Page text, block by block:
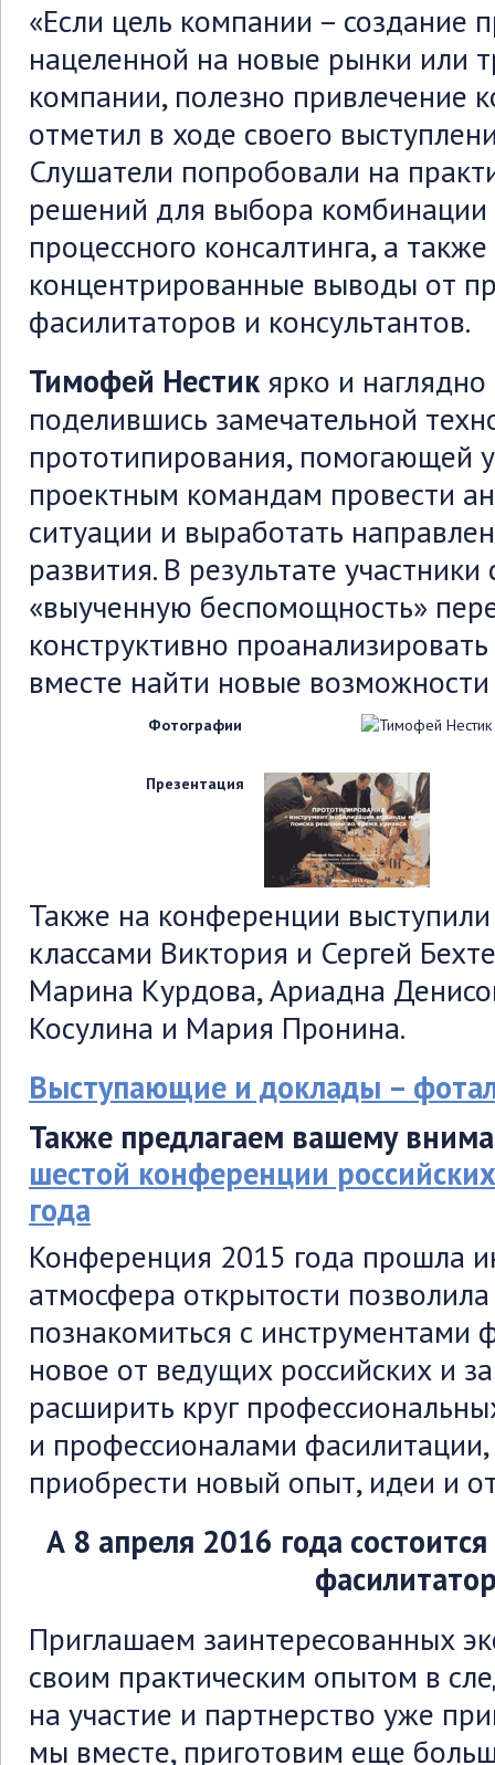
«Если цель компании – создание
нацеленной на новые рынки или
компании, полезно привлечение
отметил в ходе своего
Слушатели попробовали на
решений для выбора комбинации
процессного консалтинга, а
концентрированные выводы от
фасилитаторов и консультантов.
Тимофей Нестик ярко и
поделившись замечательной
прототипирования, помогающей
проектным командам провести
ситуации и выработать
развития. В результате
«выученную беспомощность»
конструктивно
вместе найти новые
Фотографии
Презентация
Также на конференции
классами Виктория и Сергей
Марина Курдова, Ариадна
Косулина и Мария Пронина.
Выступающие и доклады –
Также предлагаем вашему
шестой конференции
года
Конференция 2015 года прошла
атмосфера открытости
познакомиться с инструментами
новое от ведущих российских и
расширить круг
и профессионалами
приобрести новый опыт, идеи и
А 8 апреля 2016 года
Приглашаем заинтересованных
своим практическим опытом в
на участие и партнерство уже
мы вместе, приготовим еще